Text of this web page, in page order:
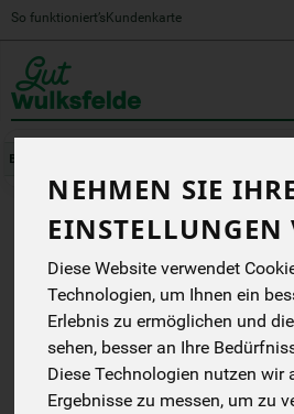
NEHMEN SIE
EINSTELLUNGEN
Diese Website verwendet
Technologien, um Ihnen ein
Erlebnis zu ermöglichen und
sehen, besser an Ihre
Diese Technologien nutzen wir
Ergebnisse zu messen, um zu
So funktioniert’s Kundenkarte
GLUTENFREI
zum
Müsli.
Werz
EG